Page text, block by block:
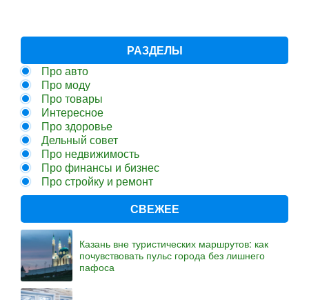
РАЗДЕЛЫ
Про авто
Про моду
Про товары
Интересное
Про здоровье
Дельный совет
Про недвижимость
Про финансы и бизнес
Про стройку и ремонт
СВЕЖЕЕ
Казань вне туристических маршрутов: как
почувствовать пульс города без лишнего
пафоса